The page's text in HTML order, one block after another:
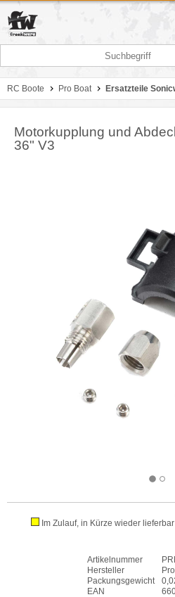
RC Boote Pro Boat Ersatzteile
Motorkupplung und
36" V3
Im Zulauf, in Kürze wieder lieferbar
Artikelnummer
Hersteller
Packungsgewicht
EAN